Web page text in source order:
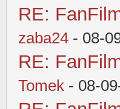
RE:
zaba24 - 08-
RE:
Tomek - 08-